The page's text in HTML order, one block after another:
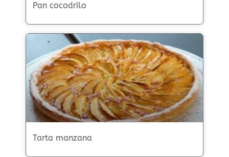
Pan cocodrilo
Tarta manzana